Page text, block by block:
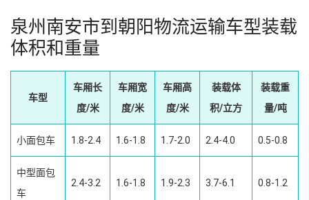
泉州南安市到朝阳物流运输车型装载
体积和重量
车型
车厢长
度/米
车厢宽
度/米
车厢高
度/米
装载体
积/立方
装载重
量/吨
小面包车 1.8-2.4 1.6-1.8 1.7-2.0 2.4-4.0 0.5-0.8
中型面包
车
2.4-3.2 1.6-1.8 1.9-2.3 3.7-6.1 0.8-1.2